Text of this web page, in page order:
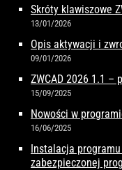
Skróty klawiszowe
13/01/2026
Opis aktywacji i
09/01/2026
ZWCAD 2026 1.1 –
15/09/2025
Nowości w
16/06/2025
Instalacja
zabezpieczonej